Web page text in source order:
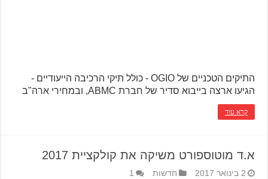
התיקים הטכניים של OGIO - כולל תיקי הרכיבה הייעודיים -
הגיעו ארצה בייבוא סדיר של חברת ABMC, ובמחירי ארה"ב
קרא עוד
א.ד מוטוספורט משיקה את קולקציית 2017
2 בינואר 2017 חדשות 1